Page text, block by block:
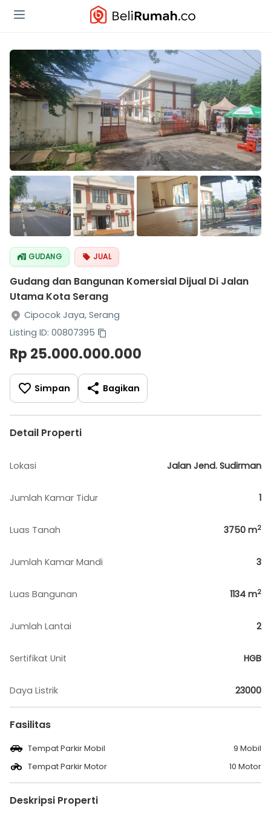
GUDANG JUAL
Gudang dan Bangunan Komersial Dijual Di Jalan
Utama Kota Serang
Cipocok Jaya, Serang
Listing ID: 00807395
Rp 25.000.000.000
Simpan Bagikan
Detail Properti
Lokasi Jalan Jend. Sudirman
Jumlah Kamar Tidur 1
Luas Tanah 3750 m2
Jumlah Kamar Mandi 3
Luas Bangunan 1134 m2
Jumlah Lantai 2
Sertifikat Unit HGB
Daya Listrik 23000
Fasilitas
Tempat Parkir Mobil
9 Mobil
Tempat Parkir Motor
10 Motor
Deskripsi Properti